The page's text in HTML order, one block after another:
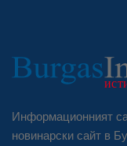
Информационният
новинарски сайт в